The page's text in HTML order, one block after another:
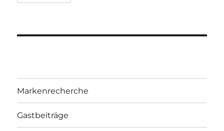
Markenrecherche
Gastbeiträge